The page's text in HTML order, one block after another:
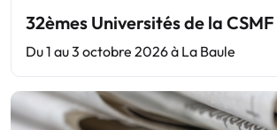
32èmes Universités de la CSMF
Du 1 au 3 octobre 2026 à La Baule